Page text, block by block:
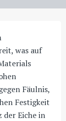
was auf
Fäulnis,
Festigkeit
der Eiche in